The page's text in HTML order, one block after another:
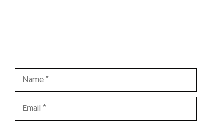
Name
Email